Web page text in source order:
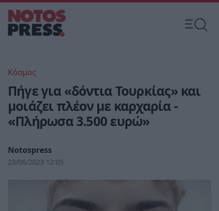
Κόσμος
Πήγε για «δόντια Τουρκίας» και
μοιάζει πλέον με καρχαρία -
«Πλήρωσα 3.500 ευρώ»
Notospress
23/06/2023 12:05